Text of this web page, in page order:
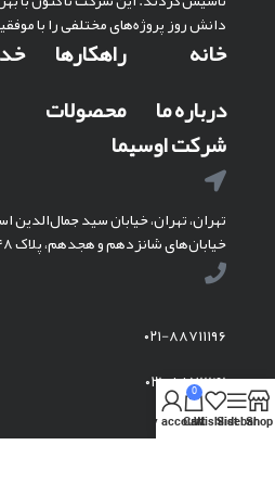
دانش روز پروژه‌های مختلفی را با
خانه
درباره ما
راهکارها
محصولات
شرکت اوسیما
تهران، تهران، خیابان سید جمال‌الدین
خیابان‌های شانزدهم و هجدهم، پلاک ۱۴۸، طبقه چهارم، واحد ۱۱
۰۲۱-۸۸۷۱۱۱۹۶
۰۲۱-۸۸۷۱۱۱۴۱
Shop
Sidebar
Wishlist
0
Cart
My account